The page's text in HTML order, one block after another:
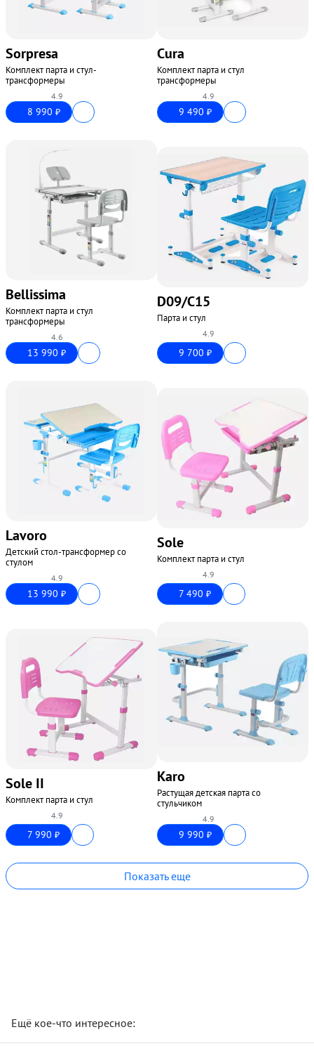
Sorpresa
Комплект парта и стул-
трансформеры
4.9
8 990 ₽
Cura
Комплект парта и стул
трансформеры
4.9
9 490 ₽
Bellissima
Комплект парта и стул
трансформеры
4.6
13 990 ₽
D09/C15
Парта и стул
4.9
9 700 ₽
Lavoro
Детский стол-трансформер со
стулом
4.9
13 990 ₽
Sole
Комплект парта и стул
4.9
7 490 ₽
Sole II
Комплект парта и стул
4.9
7 990 ₽
Karo
Растущая детская парта со
стульчиком
4.9
9 990 ₽
Показать еще
Ещё кое-что интересное: